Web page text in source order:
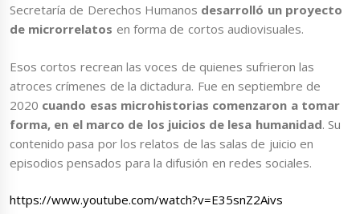
Secretaría de Derechos Humanos desarrolló un proyecto
de microrrelatos en forma de cortos audiovisuales.
Esos cortos recrean las voces de quienes sufrieron las
atroces crímenes de la dictadura. Fue en septiembre de
2020 cuando esas microhistorias comenzaron a tomar
forma, en el marco de los juicios de lesa humanidad. Su
contenido pasa por los relatos de las salas de juicio en
episodios pensados para la difusión en redes sociales.
https://www.youtube.com/watch?v=E35snZ2Aivs